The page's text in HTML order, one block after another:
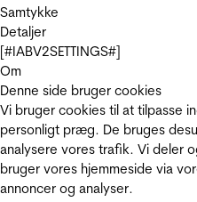
Samtykke
Detaljer
[#IABV2SETTINGS#]
Om
Denne side bruger cookies
Vi bruger cookies til at tilpasse
personligt præg. De bruges
analysere vores trafik. Vi deler
bruger vores hjemmeside via
annoncer og analyser.